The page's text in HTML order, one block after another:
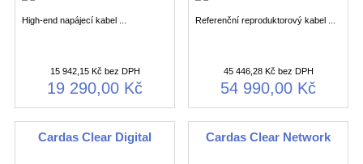
High-end napájecí kabel ...
15 942,15 Kč bez DPH
19 290,00 Kč
Referenční reproduktorový kabel ...
45 446,28 Kč bez DPH
54 990,00 Kč
Cardas Clear Digital Cardas Clear Network